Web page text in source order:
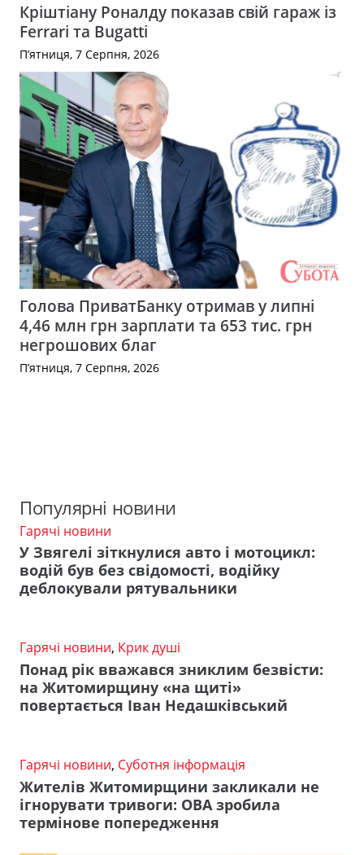
Кріштіану Роналду показав свій гараж із
Ferrari та Bugatti
П’ятниця, 7 Серпня, 2026
Голова ПриватБанку отримав у липні
4,46 млн грн зарплати та 653 тис. грн
негрошових благ
П’ятниця, 7 Серпня, 2026
Популярні новини
Гарячі новини
У Звягелі зіткнулися авто і мотоцикл:
водій був без свідомості, водійку
деблокували рятувальники
Гарячі новини, Крик душі
Понад рік вважався зниклим безвісти:
на Житомирщину «на щиті»
повертається Іван Недашківський
Гарячі новини, Суботня інформація
Жителів Житомирщини закликали не
ігнорувати тривоги: ОВА зробила
термінове попередження